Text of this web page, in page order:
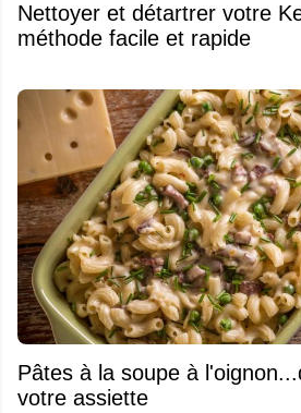
Nettoyer et détartrer votre
méthode facile et rapide
Pâtes à la soupe à
votre assiette